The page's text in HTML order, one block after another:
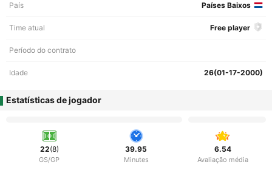
País Países Baixos
Time atual Free player
Período do contrato
Idade 26(01-17-2000)
Estatísticas de jogador
22(8)
GS/GP
39.95
Minutes
6.54
Avaliação média